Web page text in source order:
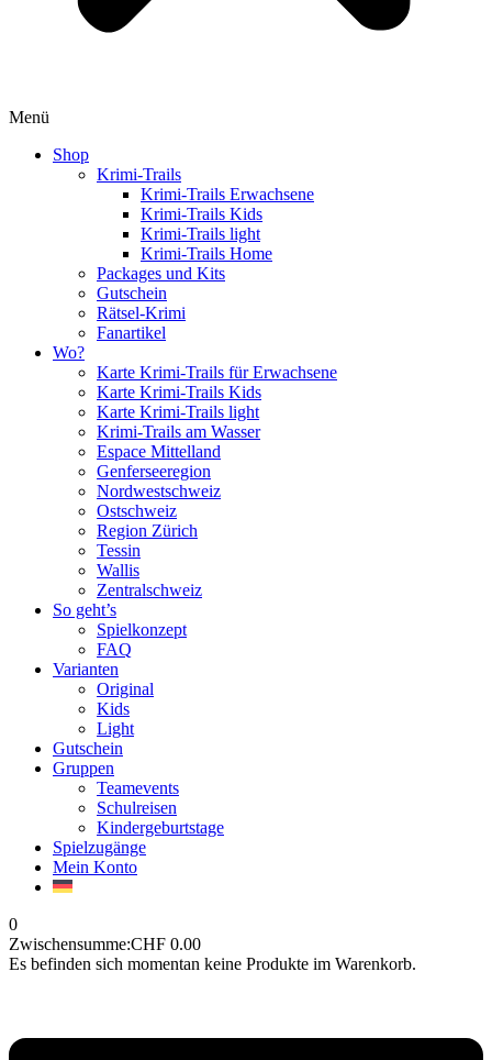
Menü
Shop
Krimi-Trails
Krimi-Trails Erwachsene
Krimi-Trails Kids
Krimi-Trails light
Krimi-Trails Home
Packages und Kits
Gutschein
Rätsel-Krimi
Fanartikel
Wo?
Karte Krimi-Trails für Erwachsene
Karte Krimi-Trails Kids
Karte Krimi-Trails light
Krimi-Trails am Wasser
Espace Mittelland
Genferseeregion
Nordwestschweiz
Ostschweiz
Region Zürich
Tessin
Wallis
Zentralschweiz
So geht’s
Spielkonzept
FAQ
Varianten
Original
Kids
Light
Gutschein
Gruppen
Teamevents
Schulreisen
Kindergeburtstage
Spielzugänge
Mein Konto
0
Zwischensumme:CHF 0.00
Es befinden sich momentan keine Produkte im Warenkorb.